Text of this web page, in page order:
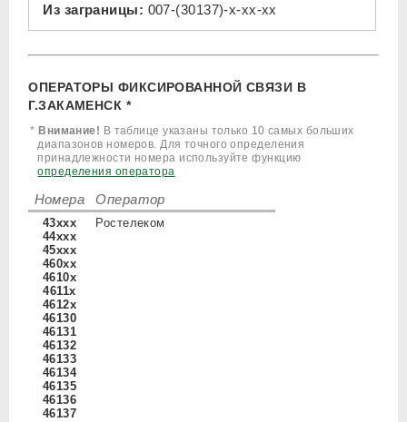
Из заграницы: 007-(30137)-x-xx-xx
ОПЕРАТОРЫ ФИКСИРОВАННОЙ СВЯЗИ В
Г.ЗАКАМЕНСК *
* Внимание! В таблице указаны только 10 самых больших
диапазонов номеров. Для точного определения
принадлежности номера используйте функцию
определения оператора
Номера Оператор
43xxx
44xxx
45xxx
460xx
4610x
4611x
4612x
46130
46131
46132
46133
46134
46135
46136
46137
Ростелеком